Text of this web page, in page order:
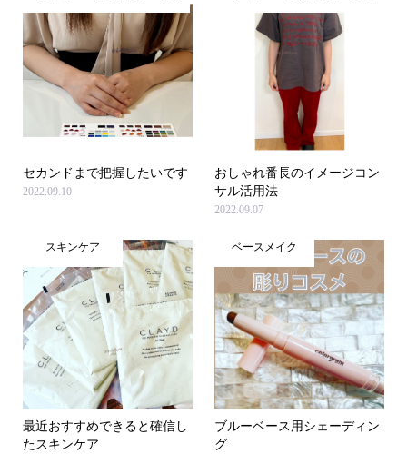
セカンドまで把握したいです
2022.09.10
おしゃれ番長のイメージコン
サル活用法
2022.09.07
スキンケア
最近おすすめできると確信し
たスキンケア
ベースメイク
ブルーベース用シェーディン
グ